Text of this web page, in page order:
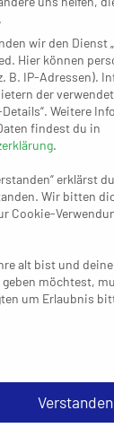
04. JUNI
14. MAI 2022
wir den Dienst
Hier können
B. IP-Adressen).
der
Weitere
findest du in
.
erklärst
Wir bitten
Cookie-
alt bist und
möchtest,
um Erlaubnis
&
Verstanden